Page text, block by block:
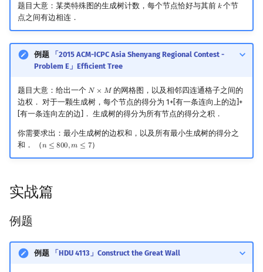
题目大意：某类特殊图的生成树计数，每个节点恰好与其前 𝑘
k个节
点之间有边相连．
例题
「2015 ACM-ICPC Asia Shenyang Regional Contest -
Problem E」Efficient Tree
题目大意：给出一个 𝑁 × 𝑀
N× M
的网格图，以及相邻四连通格子之间的
边权． 对于一颗生成树，每个节点的得分为 1+[有一条连向上的边]+
[有一条连向左的边]． 生成树的得分为所有节点的得分之积．
你需要求出：最小生成树的边权和，以及所有最小生成树的得分之
和． （𝑛 ≤ 800,𝑚 ≤ 7
n≤800,m≤7 ）
实战篇
例题
例题 「HDU 4113」Construct the Great Wall